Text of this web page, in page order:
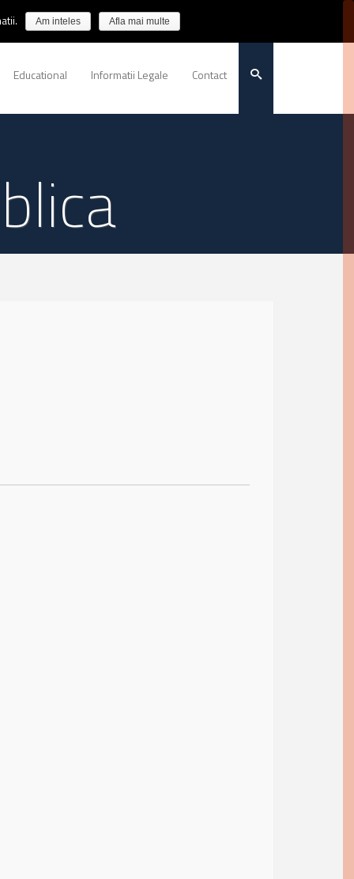
Educational Informatii Legale Contact
Am inteles Afla mai multe